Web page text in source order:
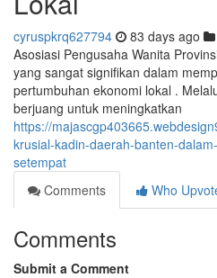
cyruspkrq627794 83 days ago
Asosiasi Pengusaha Wanita
yang sangat signifikan dalam
pertumbuhan ekonomi lokal .
berjuang untuk meningkatkan
https://
krusial-kadin-daerah-banten-
setempat
Comments
Who
Comments
Submit a Comment